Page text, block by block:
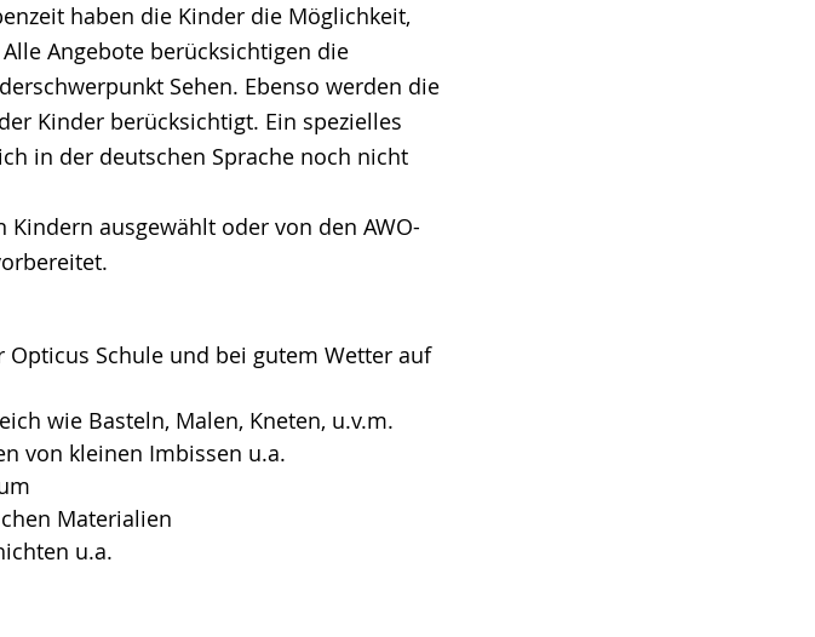
haben die Kinder die Möglichkeit,
Angebote berücksichtigen die
Sehen. Ebenso werden die
Kinder berücksichtigt. Ein spezielles
in der deutschen Sprache noch nicht
ausgewählt oder von den AWO-
Schule und bei gutem Wetter auf
wie Basteln, Malen, Kneten, u.v.m.
von kleinen Imbissen u.a.
Materialien
u.a.